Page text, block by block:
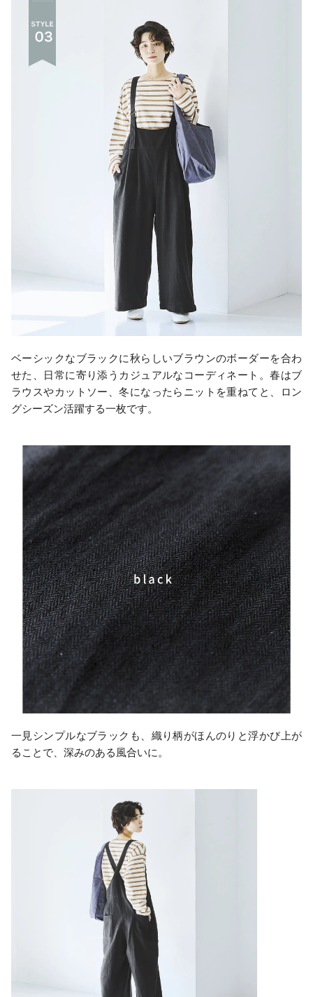
ベーシックなブラックに秋らしいブラウンのボーダーを合わ
せた、日常に寄り添うカジュアルなコーディネート。春はブ
ラウスやカットソー、冬になったらニットを重ねてと、ロン
グシーズン活躍する一枚です。
一見シンプルなブラックも、織り柄がほんのりと浮かび上が
ることで、深みのある風合いに。